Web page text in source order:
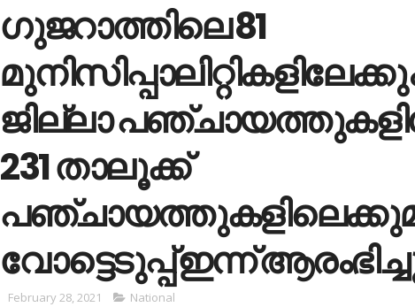
ഗുജറാത്തിലെ 81
ജില്ലാ
231 താലൂക്ക്
വോട്ടെടുപ്പ് ഇന്ന്
February 28, 2021 National